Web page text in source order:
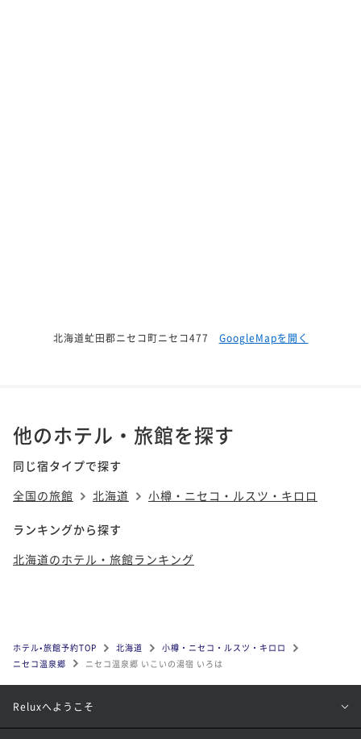
北海道虻田郡ニセコ町ニセコ477 GoogleMapを開く
他のホテル・旅館を探す
同じ宿タイプで探す
全国の旅館
北海道 小樽・ニセコ・ルスツ・キロロ
ランキングから探す
北海道のホテル・旅館ランキング
ホテル•旅館予約TOP 北海道
小樽・ニセコ・ルスツ・キロロ
ニセコ温泉郷
ニセコ温泉郷 いこいの湯宿 いろは
Reluxへようこそ